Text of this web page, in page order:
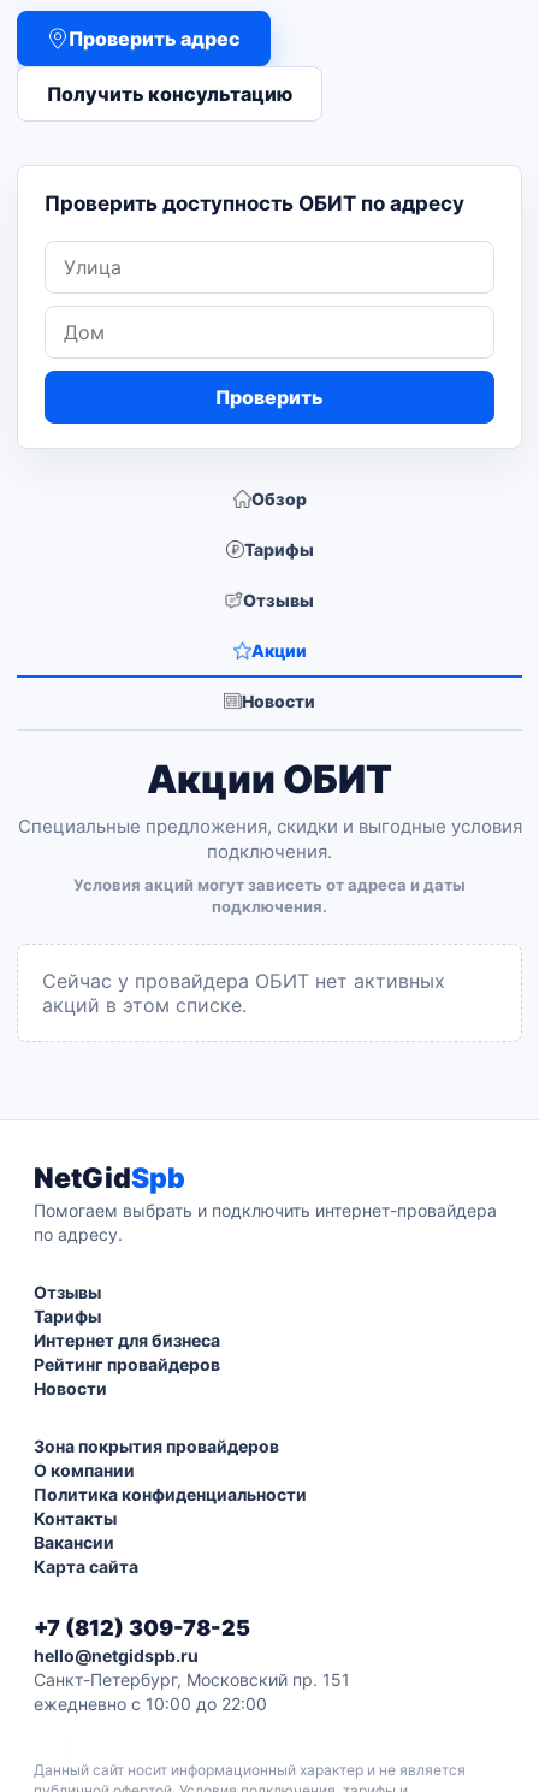
Проверить адрес
Получить консультацию
Проверить доступность ОБИТ по адресу
Улица
Дом
Проверить
Обзор
Тарифы
Отзывы
Акции
Новости
Акции ОБИТ
Специальные предложения, скидки и выгодные условия
подключения.
Условия акций могут зависеть от адреса и даты
подключения.
Сейчас у провайдера ОБИТ нет активных
акций в этом списке.
NetGidSpb
Помогаем выбрать и подключить интернет-провайдера
по адресу.
Отзывы
Тарифы
Интернет для бизнеса
Рейтинг провайдеров
Новости
Зона покрытия провайдеров
О компании
Политика конфиденциальности
Контакты
Вакансии
Карта сайта
+7 (812) 309-78-25
hello@netgidspb.ru
Санкт-Петербург, Московский пр. 151
ежедневно с 10:00 до 22:00
Данный сайт носит информационный характер и не является